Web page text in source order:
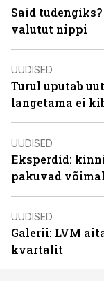
Said
valutut nippi
UUDISED
Turul uputab
langetama ei
UUDISED
Eksperdid:
pakuvad
UUDISED
Galerii: LVM
kvartalit